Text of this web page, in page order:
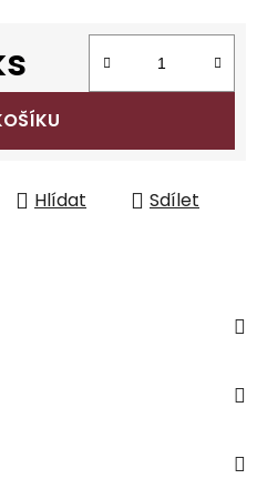
Hlídat Sdílet